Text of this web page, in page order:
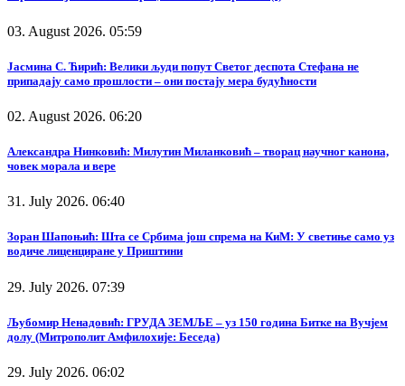
03. August 2026. 05:59
Јасмина С. Ћирић: Велики људи попут Светог деспота Стефана не
припадају само прошлости – они постају мера будућности
02. August 2026. 06:20
Александра Нинковић: Милутин Миланковић – творац научног канона,
човек морала и вере
31. July 2026. 06:40
Зоран Шапоњић: Шта се Србима још спрема на КиМ: У светиње само уз
водиче лиценциране у Приштини
29. July 2026. 07:39
Љубомир Ненадовић: ГРУДА ЗЕМЉЕ – уз 150 година Битке на Вучјем
долу (Митрополит Амфилохије: Беседа)
29. July 2026. 06:02